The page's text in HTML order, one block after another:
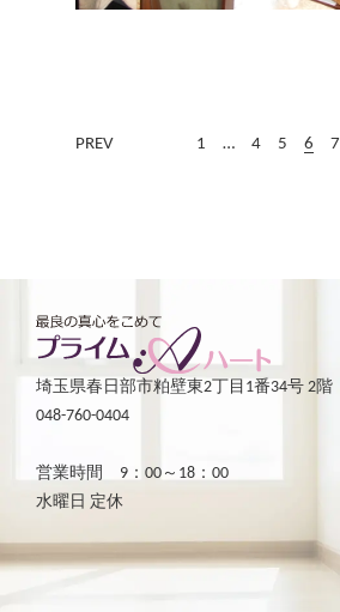
PREV 1 … 4 5 6 7
埼玉県春日部市粕壁東2丁目1番34号 2階
048-760-0404
営業時間 9：00～18：00
水曜日 定休